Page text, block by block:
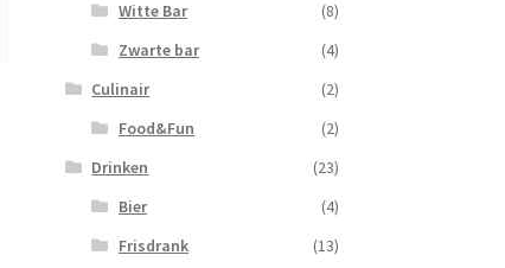
Witte Bar
(8)
Zwarte bar
(4)
Culinair
(2)
Food&Fun
(2)
Drinken
(23)
Bier
(4)
Frisdrank
(13)